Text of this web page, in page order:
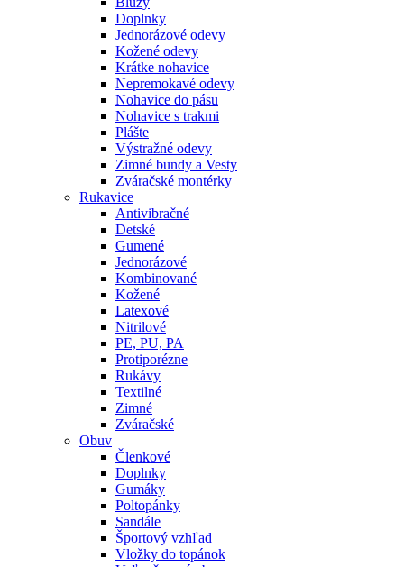
Doplnky
Jednorázové odevy
Kožené odevy
Krátke nohavice
Nepremokavé odevy
Nohavice do pásu
Nohavice s trakmi
Plášte
Výstražné odevy
Zimné bundy a Vesty
Zváračské montérky
Rukavice
Antivibračné
Detské
Gumené
Jednorázové
Kombinované
Kožené
Latexové
Nitrilové
PE, PU, PA
Protiporézne
Rukávy
Textilné
Zimné
Zváračské
Obuv
Členkové
Doplnky
Gumáky
Poltopánky
Sandále
Športový vzhľad
Vložky do topánok